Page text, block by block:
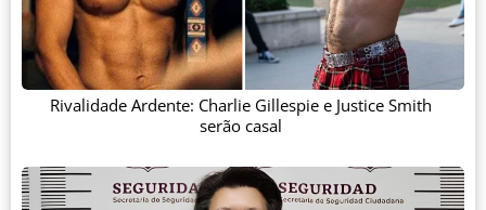
Rivalidade Ardente: Charlie Gillespie e Justice Smith
serão casal